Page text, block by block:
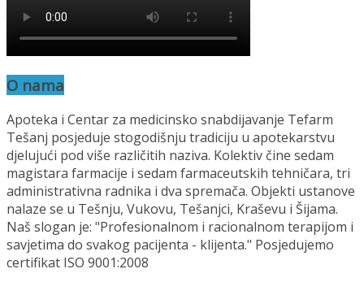
O nama
Apoteka i Centar za medicinsko snabdijavanje Tefarm
Tešanj posjeduje stogodišnju tradiciju u apotekarstvu
djelujući pod više različitih naziva. Kolektiv čine sedam
magistara farmacije i sedam farmaceutskih tehničara, tri
administrativna radnika i dva spremača. Objekti ustanove
nalaze se u Tešnju, Vukovu, Tešanjci, Kraševu i Šijama.
Naš slogan je: "Profesionalnom i racionalnom terapijom i
savjetima do svakog pacijenta - klijenta." Posjedujemo
certifikat ISO 9001:2008